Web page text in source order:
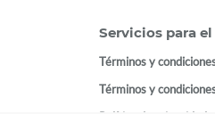
Servicios para
Términos y
Términos y